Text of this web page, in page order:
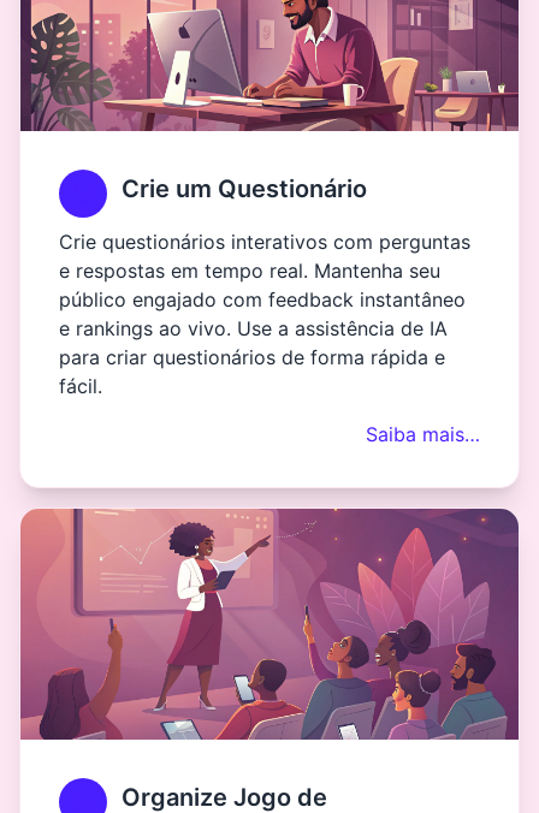
Crie um Questionário
Crie questionários interativos com perguntas
e respostas em tempo real. Mantenha seu
público engajado com feedback instantâneo
e rankings ao vivo. Use a assistência de IA
para criar questionários de forma rápida e
fácil.
Saiba mais…
Organize Jogo de